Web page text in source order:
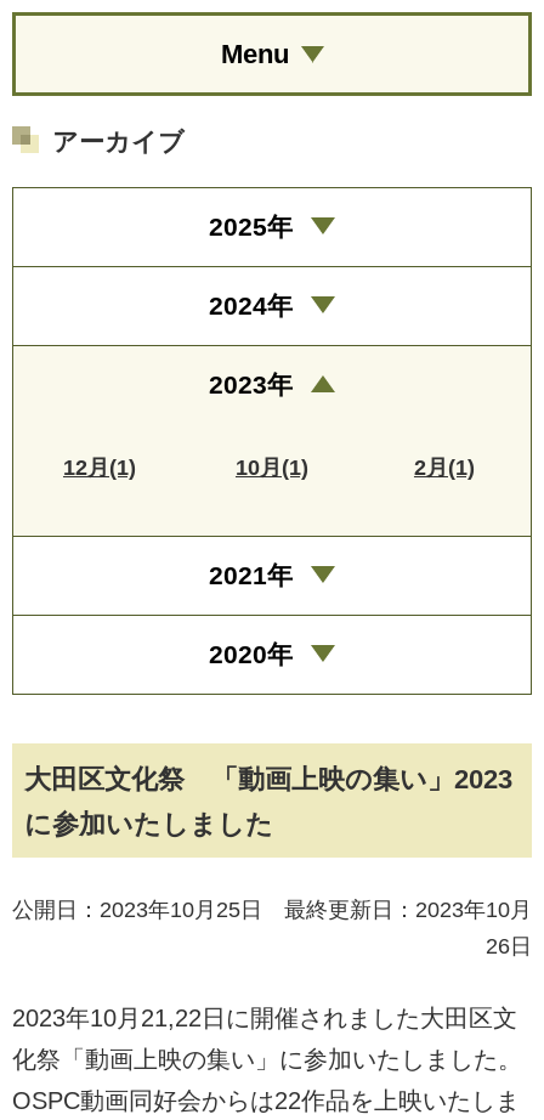
大田区文化祭 「動画上映の集い」2023
に参加いたしました
公開日：2023年10月25日 最終更新日：2023年10月
26日
2023年10月21,22日に開催されました大田区文
化祭「動画上映の集い」に参加いたしました。
OSPC動画同好会からは22作品を上映いたしま
Menu
アーカイブ
2025年
2024年
2023年
12月(1) 10月(1) 2月(1)
2021年
2020年